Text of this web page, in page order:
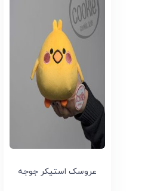
عروسک استیکر جوجه